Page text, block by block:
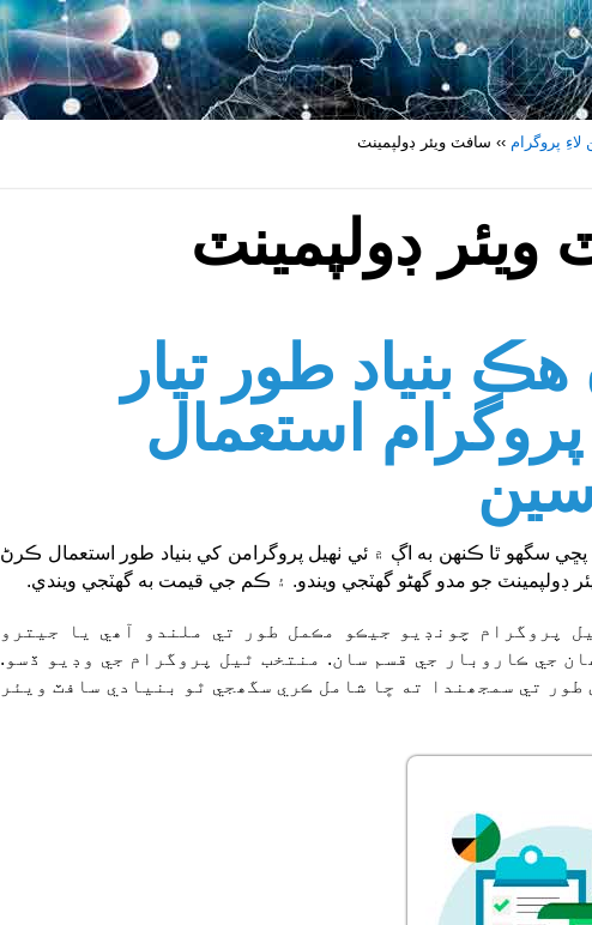
پروگرام ›› سافٽ ويئر ڊولپمينٽ
ڊولپمينٽ
هڪ بنياد طور تيار
استعمال
پڇي سگهو ٿا ڪنهن به اڳ ۾ ئي ٺهيل پروگرامن کي بنياد طور استعمال ڪرڻ
ڊولپمينٽ جو مدو گهڻو گهٽجي ويندو. ۽ ڪم جي قيمت به گهٽجي ويندي.
پروگرام چونڊيو جيڪو مڪمل طور تي ملندو آھي يا جيترو
جي ڪاروبار جي قسم سان. منتخب ٿيل پروگرام جي وڊيو ڏسو.
طور تي سمجھندا ته ڇا شامل ڪري سگھجي ٿو بنيادي سافٽ ويئر